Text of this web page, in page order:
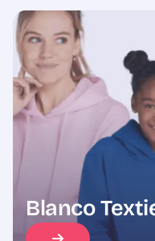
Blanco Textiel